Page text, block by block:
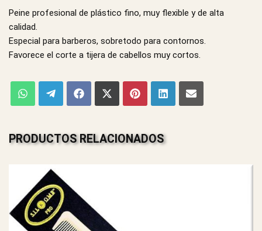
Peine profesional de plástico fino, muy flexible y de alta
calidad.
Especial para barberos, sobretodo para contornos.
Favorece el corte a tijera de cabellos muy cortos.
PRODUCTOS RELACIONADOS